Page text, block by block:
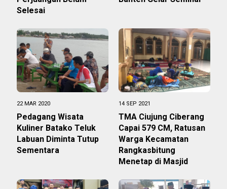
Selesai
22 MAR 2020
Pedagang Wisata
Kuliner Batako Teluk
Labuan Diminta Tutup
Sementara
14 SEP 2021
TMA Ciujung Ciberang
Capai 579 CM, Ratusan
Warga Kecamatan
Rangkasbitung
Menetap di Masjid